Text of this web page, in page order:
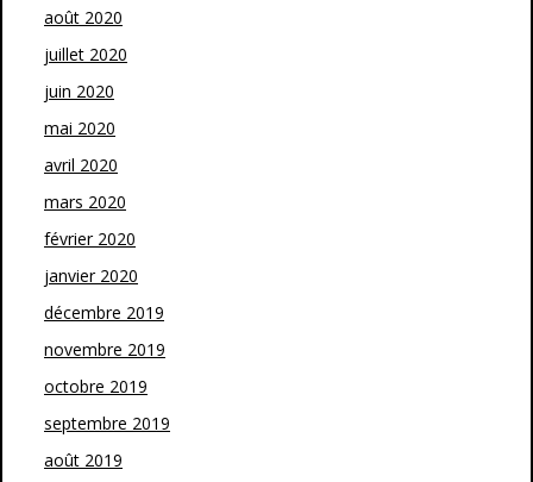
août 2020
juillet 2020
juin 2020
mai 2020
avril 2020
mars 2020
février 2020
janvier 2020
décembre 2019
novembre 2019
octobre 2019
septembre 2019
août 2019